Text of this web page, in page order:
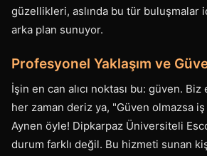
güzellikleri, aslında bu tür buluşmalar
arka plan sunuyor.
Profesyonel Yaklaşım ve
İşin en can alıcı noktası bu: güven. Biz
her zaman deriz ya, "Güven olmazsa
Aynen öyle! Dipkarpaz Üniversiteli
durum farklı değil. Bu hizmeti sunan